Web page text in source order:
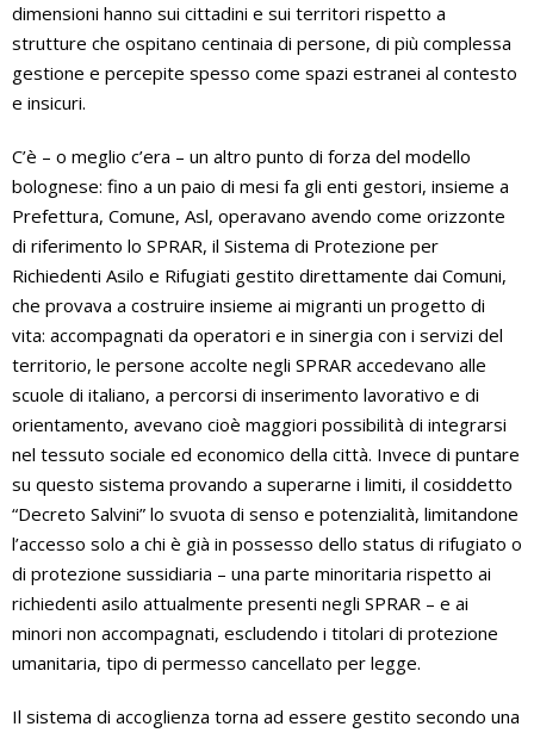
dimensioni hanno sui cittadini e sui territori rispetto a
strutture che ospitano centinaia di persone, di più complessa
gestione e percepite spesso come spazi estranei al contesto
e insicuri.
C’è – o meglio c’era – un altro punto di forza del modello
bolognese: fino a un paio di mesi fa gli enti gestori, insieme a
Prefettura, Comune, Asl, operavano avendo come orizzonte
di riferimento lo SPRAR, il Sistema di Protezione per
Richiedenti Asilo e Rifugiati gestito direttamente dai Comuni,
che provava a costruire insieme ai migranti un progetto di
vita: accompagnati da operatori e in sinergia con i servizi del
territorio, le persone accolte negli SPRAR accedevano alle
scuole di italiano, a percorsi di inserimento lavorativo e di
orientamento, avevano cioè maggiori possibilità di integrarsi
nel tessuto sociale ed economico della città. Invece di puntare
su questo sistema provando a superarne i limiti, il cosiddetto
“Decreto Salvini” lo svuota di senso e potenzialità, limitandone
l’accesso solo a chi è già in possesso dello status di rifugiato o
di protezione sussidiaria – una parte minoritaria rispetto ai
richiedenti asilo attualmente presenti negli SPRAR – e ai
minori non accompagnati, escludendo i titolari di protezione
umanitaria, tipo di permesso cancellato per legge.
Il sistema di accoglienza torna ad essere gestito secondo una